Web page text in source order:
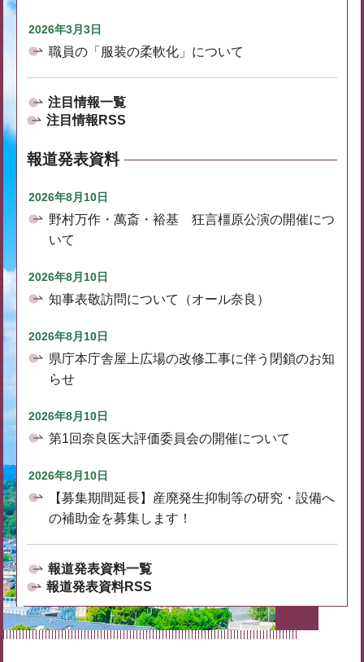
2026年3月3日
職員の「服装の柔軟化」について
注目情報一覧
注目情報RSS
報道発表資料
2026年8月10日
野村万作・萬斎・裕基 狂言橿原公演の開催につ
いて
2026年8月10日
知事表敬訪問について（オール奈良）
2026年8月10日
県庁本庁舎屋上広場の改修工事に伴う閉鎖のお知
らせ
2026年8月10日
第1回奈良医大評価委員会の開催について
2026年8月10日
【募集期間延長】産廃発生抑制等の研究・設備へ
の補助金を募集します！
報道発表資料一覧
報道発表資料RSS